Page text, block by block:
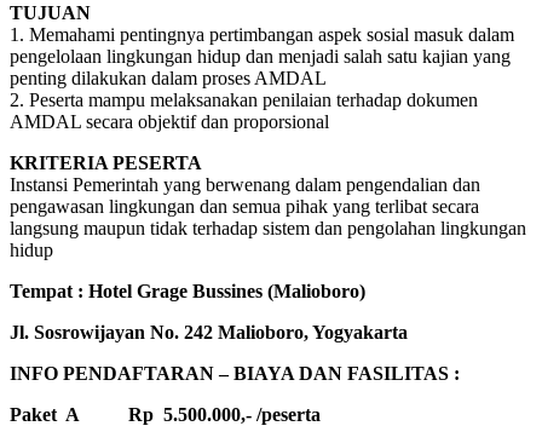
TUJUAN
1. Memahami pentingnya pertimbangan aspek sosial masuk dalam
pengelolaan lingkungan hidup dan menjadi salah satu kajian yang
penting dilakukan dalam proses AMDAL
2. Peserta mampu melaksanakan penilaian terhadap dokumen
AMDAL secara objektif dan proporsional
KRITERIA PESERTA
Instansi Pemerintah yang berwenang dalam pengendalian dan
pengawasan lingkungan dan semua pihak yang terlibat secara
langsung maupun tidak terhadap sistem dan pengolahan lingkungan
hidup
Tempat : Hotel Grage Bussines (Malioboro)
Jl. Sosrowijayan No. 242 Malioboro, Yogyakarta
INFO PENDAFTARAN – BIAYA DAN FASILITAS :
Paket A
Rp 5.500.000,- /peserta